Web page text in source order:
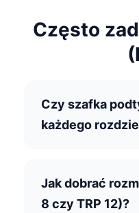
Często
Czy szafka
każdego
Jak dobrać
8 czy TRP 12)?